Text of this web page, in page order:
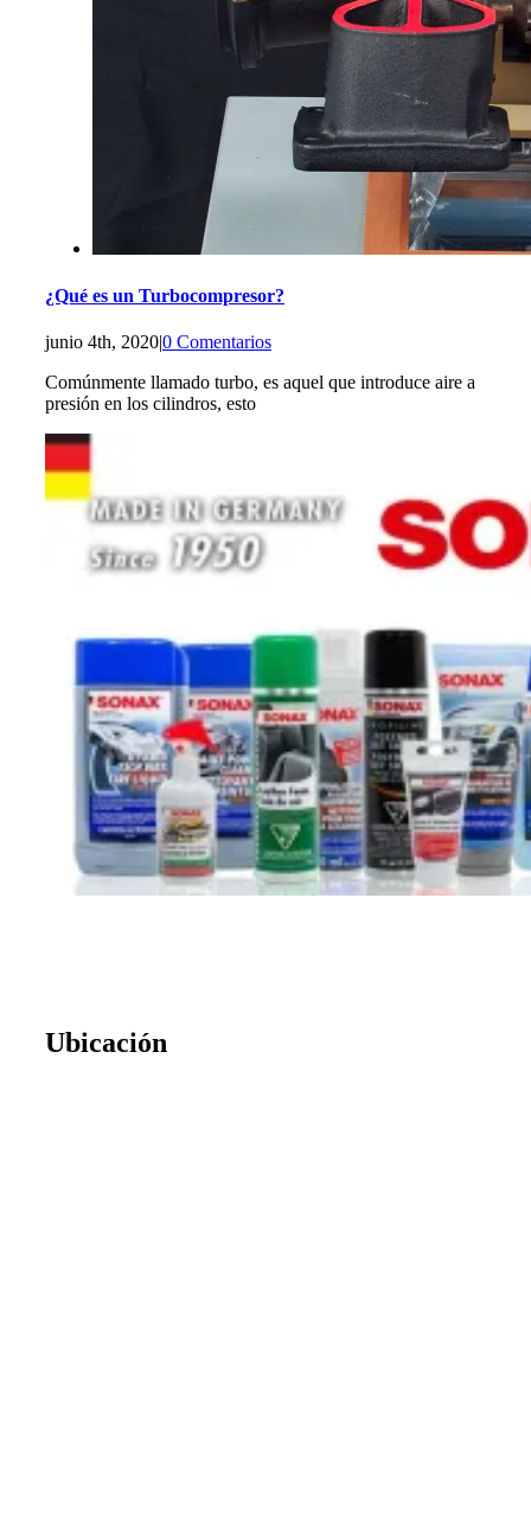
¿Qué es un Turbocompresor?
junio 4th, 2020|0 Comentarios
Comúnmente llamado turbo, es aquel que introduce aire a
presión en los cilindros, esto
Ubicación